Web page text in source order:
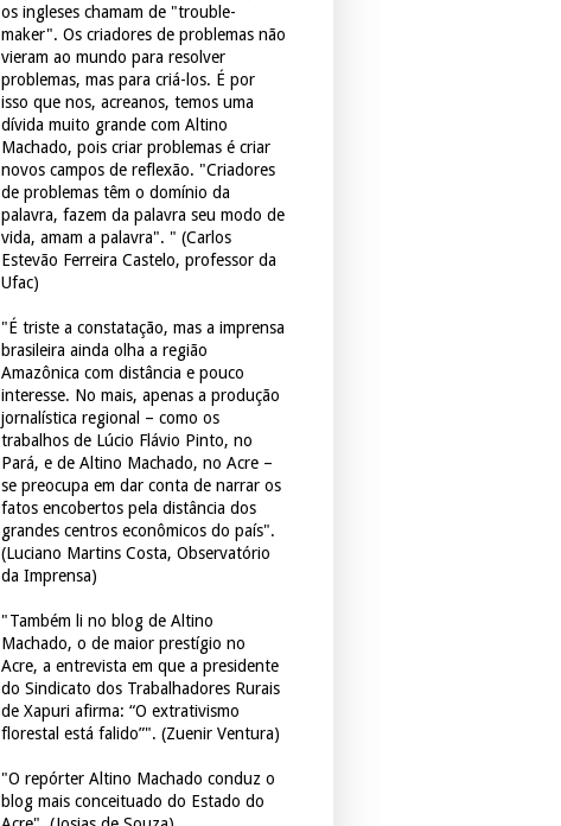
os ingleses chamam de "trouble-
maker". Os criadores de problemas não
vieram ao mundo para resolver
problemas, mas para criá-los. É por
isso que nos, acreanos, temos uma
dívida muito grande com Altino
Machado, pois criar problemas é criar
novos campos de reflexão. "Criadores
de problemas têm o domínio da
palavra, fazem da palavra seu modo de
vida, amam a palavra". " (Carlos
Estevão Ferreira Castelo, professor da
Ufac)
"É triste a constatação, mas a imprensa
brasileira ainda olha a região
Amazônica com distância e pouco
interesse. No mais, apenas a produção
jornalística regional – como os
trabalhos de Lúcio Flávio Pinto, no
Pará, e de Altino Machado, no Acre –
se preocupa em dar conta de narrar os
fatos encobertos pela distância dos
grandes centros econômicos do país".
(Luciano Martins Costa, Observatório
da Imprensa)
"Também li no blog de Altino
Machado, o de maior prestígio no
Acre, a entrevista em que a presidente
do Sindicato dos Trabalhadores Rurais
de Xapuri afirma: “O extrativismo
florestal está falido”". (Zuenir Ventura)
"O repórter Altino Machado conduz o
blog mais conceituado do Estado do